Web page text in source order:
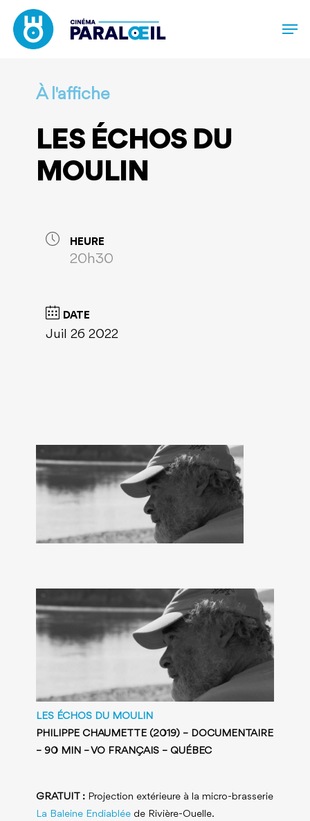
main
À l'affiche
LES ÉCHOS DU
MOULIN
HEURE
20h30
DATE
Juil 26 2022
LES ÉCHOS DU MOULIN
PHILIPPE CHAUMETTE (2019) – DOCUMENTAIRE
– 90 MIN – VO FRANÇAIS – QUÉBEC
GRATUIT :Projection extérieure à la micro-brasserie
La Baleine Endiabléede Rivière-Ouelle.